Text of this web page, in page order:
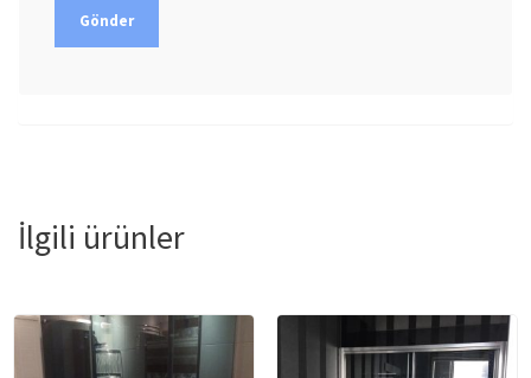
İlgili ürünler